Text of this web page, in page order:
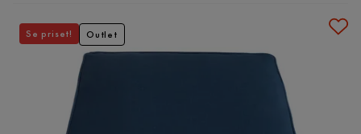
Se priset! Outlet